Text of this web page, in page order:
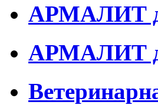
АРМАЛИТ
АРМАЛИТ